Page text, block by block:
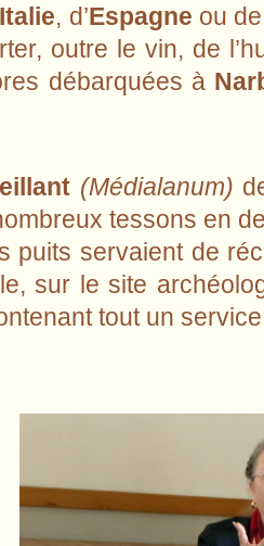
Italie, d’Espagne ou de
outre le vin, de
débarquées à
(Médialanum)
tessons en
puits servaient de
sur le site
tout un